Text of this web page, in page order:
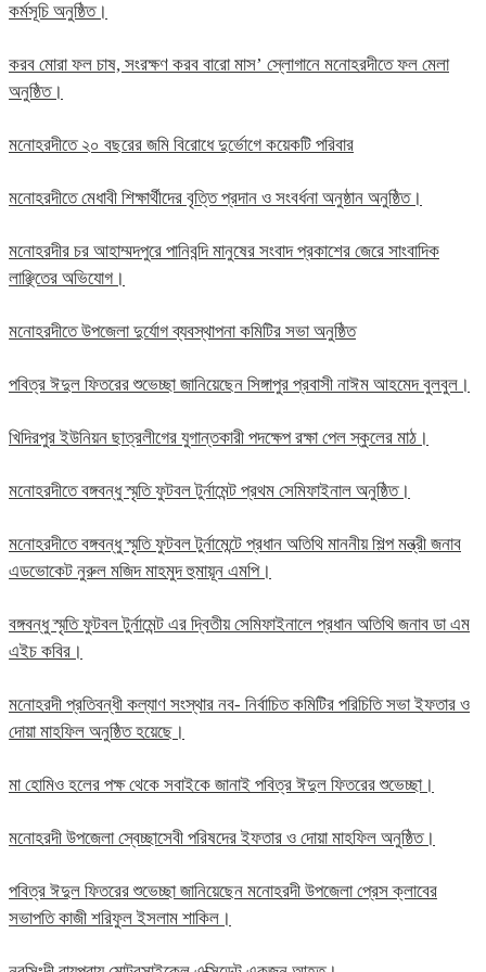
কর্মসূচি অনুষ্ঠিত।
করব মোরা ফল চাষ, সংরক্ষণ করব বারো মাস’ স্লোগানে মনোহরদীতে ফল মেলা
অনুষ্ঠিত।
মনোহরদীতে ২০ বছরের জমি বিরোধে দুর্ভোগে কয়েকটি পরিবার
মনোহরদীতে মেধাবী শিক্ষার্থীদের বৃত্তি প্রদান ও সংবর্ধনা অনুষ্ঠান অনুষ্ঠিত।
মনোহরদীর চর আহাম্মদপুরে পানিবন্দি মানুষের সংবাদ প্রকাশের জেরে সাংবাদিক
লাঞ্ছিতের অভিযোগ।
মনোহরদীতে উপজেলা দুর্যোগ ব্যবস্থাপনা কমিটির সভা অনুষ্ঠিত
পবিত্র ঈদুল ফিতরের শুভেচ্ছা জানিয়েছেন সিঙ্গাপুর প্রবাসী নাঈম আহমেদ বুলবুল।
খিদিরপুর ইউনিয়ন ছাত্রলীগের যুগান্তকারী পদক্ষেপ রক্ষা পেল স্কুলের মাঠ।
মনোহরদীতে বঙ্গবন্ধু স্মৃতি ফুটবল টুর্নামেন্ট প্রথম সেমিফাইনাল অনুষ্ঠিত।
মনোহরদীতে বঙ্গবন্ধু স্মৃতি ফুটবল টুর্নামেন্টে প্রধান অতিথি মাননীয় শিল্প মন্ত্রী জনাব
এডভোকেট নুরুল মজিদ মাহমুদ হুমায়ূন এমপি।
বঙ্গবন্ধু স্মৃতি ফুটবল টুর্নামেন্ট এর দ্বিতীয় সেমিফাইনালে প্রধান অতিথি জনাব ডা এম
এইচ কবির।
মনোহরদী প্রতিবন্ধী কল্যাণ সংস্থার নব- নির্বাচিত কমিটির পরিচিতি সভা ইফতার ও
দোয়া মাহফিল অনুষ্ঠিত হয়েছে।
মা হোমিও হলের পক্ষ থেকে সবাইকে জানাই পবিত্র ঈদুল ফিতরের শুভেচ্ছা।
মনোহরদী উপজেলা স্বেচ্ছাসেবী পরিষদের ইফতার ও দোয়া মাহফিল অনুষ্ঠিত।
পবিত্র ঈদুল ফিতরের শুভেচ্ছা জানিয়েছেন মনোহরদী উপজেলা প্রেস ক্লাবের
সভাপতি কাজী শরিফুল ইসলাম শাকিল।